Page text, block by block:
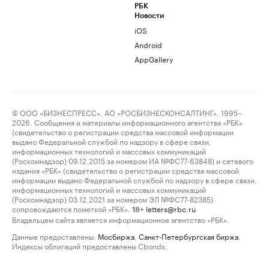
РБК
Новости
iOS
Android
AppGallery
© ООО «БИЗНЕСПРЕСС», АО «РОСБИЗНЕСКОНСАЛТИНГ», 1995–
2026. Сообщения и материалы информационного агентства «РБК»
(свидетельство о регистрации средства массовой информации
выдано Федеральной службой по надзору в сфере связи,
информационных технологий и массовых коммуникаций
(Роскомнадзор) 09.12.2015 за номером ИА №ФС77-63848) и сетевого
издания «РБК» (свидетельство о регистрации средства массовой
информации выдано Федеральной службой по надзору в сфере связи,
информационных технологий и массовых коммуникаций
(Роскомнадзор) 03.12.2021 за номером ЭЛ №ФС77-82385)
сопровождаются пометкой «РБК».
18+ letters@rbc.ru
Владельцем сайта является информационное агентство «РБК».
Данные предоставлены: Мосбиржа Санкт-Петербургская биржа
Индексы облигаций предоставлены Cbonds.